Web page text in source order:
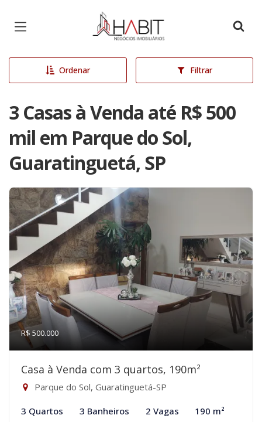
Página inicial
Ordenar Filtrar
3 Casas à Venda até R$ 500
mil em Parque do Sol,
Guaratinguetá, SP
R$ 500.000
Casa à Venda com 3 quartos, 190m²
Parque do Sol, Guaratinguetá-SP
3 Quartos 3 Banheiros 2 Vagas 190 m²